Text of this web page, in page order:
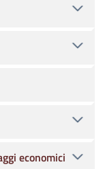
economici